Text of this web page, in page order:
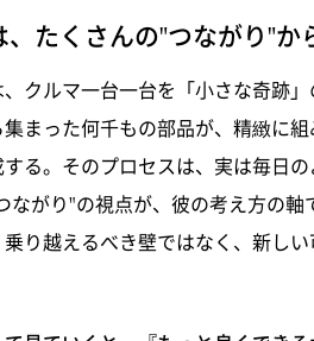
、たくさんの"つながり"か
クルマ一台一台を「小さな奇跡」
まった何千もの部品が、精緻に
する。そのプロセスは、実は毎日
ながり"の視点が、彼の考え方の軸
り越えるべき壁ではなく、新し